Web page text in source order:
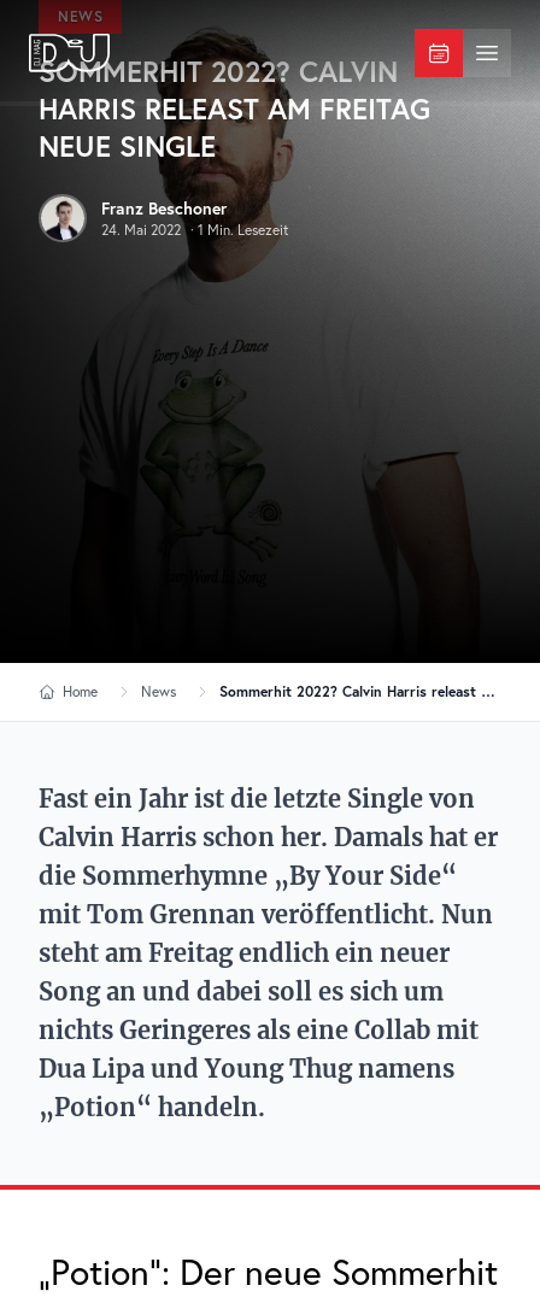
Zum Hauptinhalt springen
DJ Mag Germany Menü
NEWS
SOMMERHIT 2022? CALVIN
HARRIS RELEAST AM FREITAG
NEUE SINGLE
Franz Beschoner
24. Mai 2022 · 1 Min. Lesezeit
Home News Sommerhit 2022? Calvin Harris releast am Freitag neue Single
Fast ein Jahr ist die letzte Single von
Calvin Harris schon her. Damals hat er
die Sommerhymne „By Your Side“
mit Tom Grennan veröffentlicht. Nun
steht am Freitag endlich ein neuer
Song an und dabei soll es sich um
nichts Geringeres als eine Collab mit
Dua Lipa und Young Thug namens
„Potion“ handeln.
„Potion“: Der neue Sommerhit